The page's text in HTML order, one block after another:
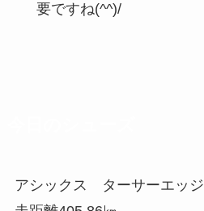
要ですね(^^)/
アシックス ターサーエッジ